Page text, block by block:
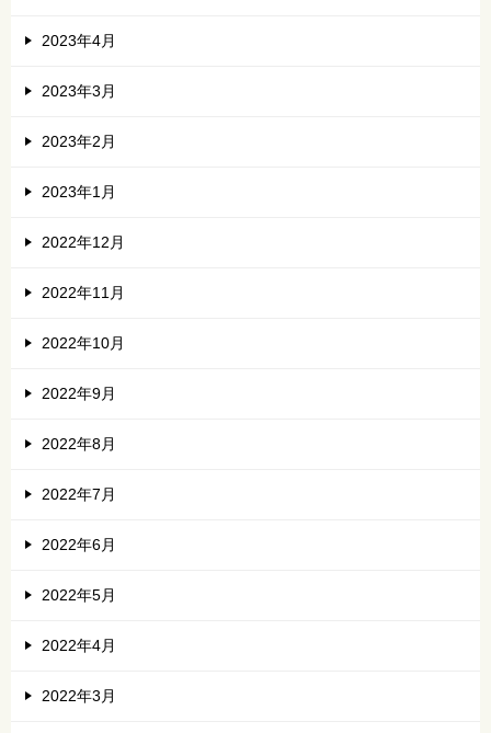
2023年4月
2023年3月
2023年2月
2023年1月
2022年12月
2022年11月
2022年10月
2022年9月
2022年8月
2022年7月
2022年6月
2022年5月
2022年4月
2022年3月